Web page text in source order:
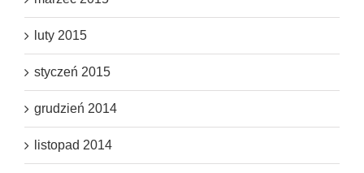
luty 2015
styczeń 2015
grudzień 2014
listopad 2014